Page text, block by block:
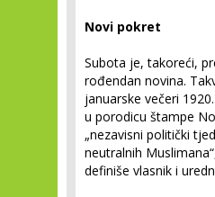
Novi pokret
Subota je, takoreći,
rođendan novina.
januarske večeri
u porodicu štampe
„nezavisni politički
neutralnih
definiše vlasnik i